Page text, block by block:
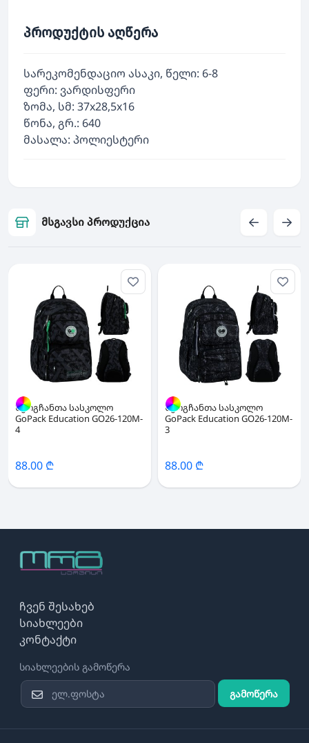
პროდუქტის აღწერა
სარეკომენდაციო ასაკი, წელი: 6-8
ფერი: ვარდისფერი
ზომა, სმ: 37x28,5x16
წონა, გრ.: 640
მასალა: პოლიესტერი
მსგავსი პროდუქცია
ზურგჩანთა სასკოლო
GoPack Education GO26-120M-
4
88.00 ₾
ზურგჩანთა სასკოლო
GoPack Education GO26-120M-
3
88.00 ₾
ჩვენ შესახებ
სიახლეები
კონტაქტი
სიახლეების გამოწერა
გამოწერა